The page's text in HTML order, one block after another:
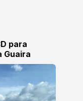
para
Guaira